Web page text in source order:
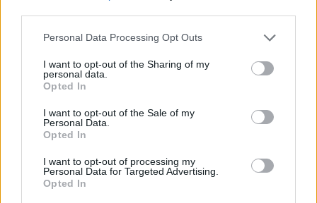
Personal Data Processing Opt Outs
I want to opt-out of the Sharing of my
personal data.
Opted In
I want to opt-out of the Sale of my
Personal Data.
Opted In
I want to opt-out of processing my
Personal Data for Targeted Advertising.
Opted In
DEIXA UNA RESPOSTA
Comentari: